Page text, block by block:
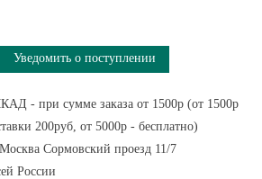
Уведомить о поступлении
- при сумме заказа от 1500р (от 1500р
200руб, от 5000р - бесплатно)
Сормовский проезд 11/7
России